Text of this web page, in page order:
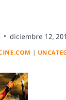
diciembre 12,
|